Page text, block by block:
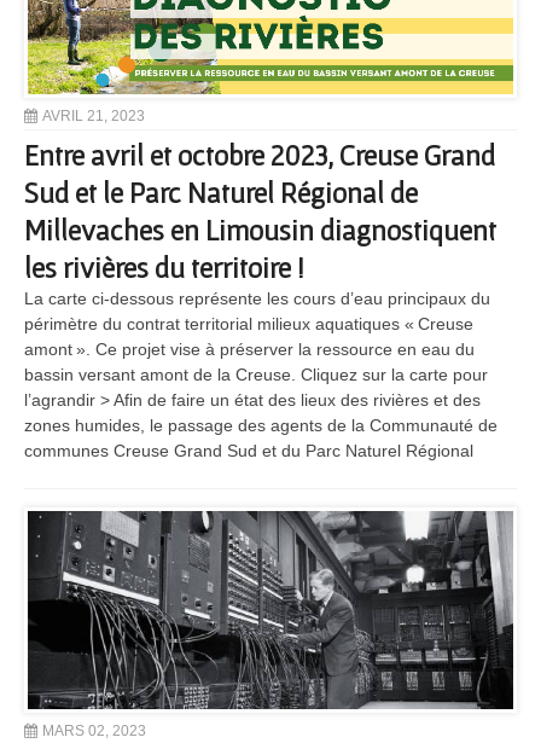
AVRIL 21, 2023
Entre avril et octobre 2023, Creuse Grand
Sud et le Parc Naturel Régional de
Millevaches en Limousin diagnostiquent
les rivières du territoire !
La carte ci-dessous représente les cours d’eau principaux du
périmètre du contrat territorial milieux aquatiques « Creuse
amont ». Ce projet vise à préserver la ressource en eau du
bassin versant amont de la Creuse. Cliquez sur la carte pour
l’agrandir > Afin de faire un état des lieux des rivières et des
zones humides, le passage des agents de la Communauté de
communes Creuse Grand Sud et du Parc Naturel Régional
MARS 02, 2023